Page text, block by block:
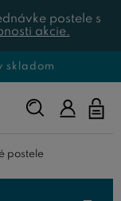
postele s
akcie.
skladom
Napíšte,
čo
postele